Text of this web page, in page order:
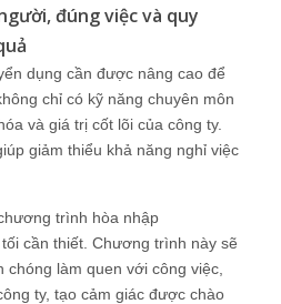
đúng việc và quy
dụng cần được nâng cao để
chỉ có kỹ năng chuyên môn
và giá trị cốt lõi của công ty.
giảm thiểu khả năng nghỉ việc
trình hòa nhập
cần thiết. Chương trình này sẽ
làm quen với công việc,
ty, tạo cảm giác được chào